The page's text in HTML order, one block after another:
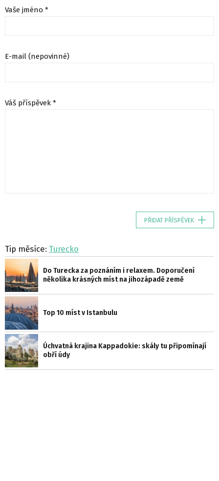
Vaše jméno *
E-mail (nepovinné)
Váš příspěvek *
PŘIDAT PŘÍSPĚVEK
Tip měsíce: Turecko
Do Turecka za poznáním i relaxem. Doporučení
několika krásných míst na jihozápadě země
Top 10 míst v Istanbulu
Úchvatná krajina Kappadokie: skály tu připomínají
obří údy